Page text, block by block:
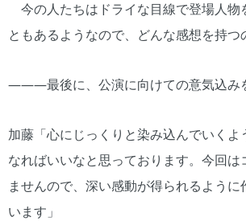
今の人たちはドライな目線で登場人物
ともあるようなので、どんな感想を持つ
―――最後に、公演に向けての意気込み
加藤「心にじっくりと染み込んでいくよ
なればいいなと思っております。今回は
ませんので、深い感動が得られるように
います」